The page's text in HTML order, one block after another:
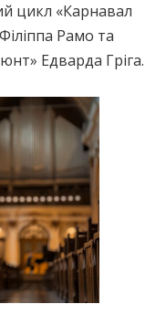
цикл «Карнавал
Рамо та
Едварда Гріга.